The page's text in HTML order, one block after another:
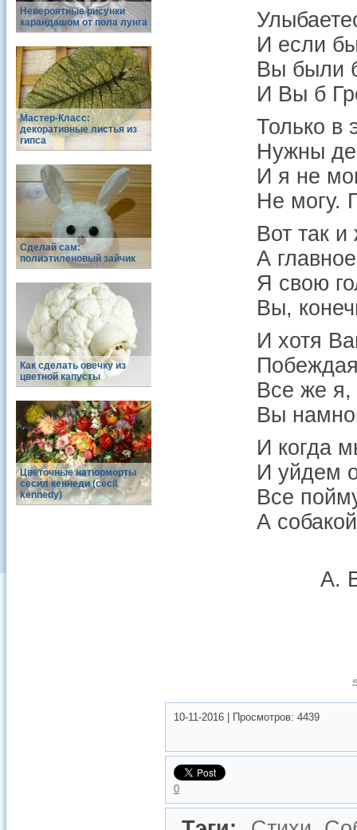
Невероятные рисунки
карандашом от пола лунга
Мастер-Класс:
декоративные листья из
гипса
Сделай сам:
полиэтиленовый зайчик
Как сделать овечку из
цветной капусты
Цветочные натюрморты
сесил кеннеди (cecil
kennedy)
И если
Вы были
И Вы б
Только в
Нужны
И я не
Не могу.
Вот так
А
Я свою
Вы,
И хотя
Все же я,
Вы
И когда
И уйдем
Все
А
А.
10-11-2016 Просмотров: 4439
0